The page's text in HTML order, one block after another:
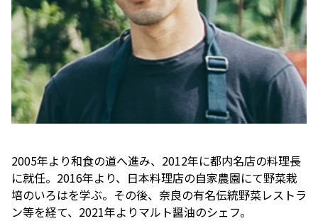
2005年より和食の道へ進み、2012年に都内名店の料理長
に就任。2016年より、日本料理店の自家農園にて野菜栽
培のいろはを学ぶ。その後、奈良の有名伝統野菜レストラ
ン等を経て、2021年よりマルト醤油のシェフ。